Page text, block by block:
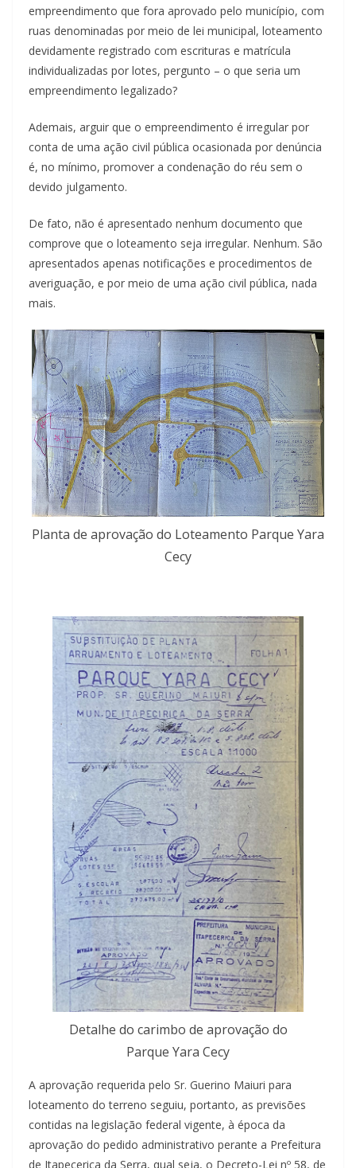
empreendimento que fora aprovado pelo município, com
ruas denominadas por meio de lei municipal, loteamento
devidamente registrado com escrituras e matrícula
individualizadas por lotes, pergunto – o que seria um
empreendimento legalizado?
Ademais, arguir que o empreendimento é irregular por
conta de uma ação civil pública ocasionada por denúncia
é, no mínimo, promover a condenação do réu sem o
devido julgamento.
De fato, não é apresentado nenhum documento que
comprove que o loteamento seja irregular. Nenhum. São
apresentados apenas notificações e procedimentos de
averiguação, e por meio de uma ação civil pública, nada
mais.
Planta de aprovação do Loteamento Parque Yara
Cecy
Detalhe do carimbo de aprovação do
Parque Yara Cecy
A aprovação requerida pelo Sr. Guerino Maiuri para
loteamento do terreno seguiu, portanto, as previsões
contidas na legislação federal vigente, à época da
aprovação do pedido administrativo perante a Prefeitura
de Itapecerica da Serra, qual seja, o Decreto-Lei nº 58, de